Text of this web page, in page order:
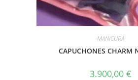
MANICURA
CAPUCHONES CHARM
3.900,00 €